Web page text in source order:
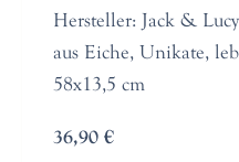
Hersteller: Jack &
aus Eiche, Unikate,
58x13,5 cm
36,90 €